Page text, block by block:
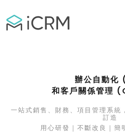
辦公自動化
和客戶關係管理
一站式銷售、財務、項目管理系統
訂造
用心研發｜不斷改良｜簡